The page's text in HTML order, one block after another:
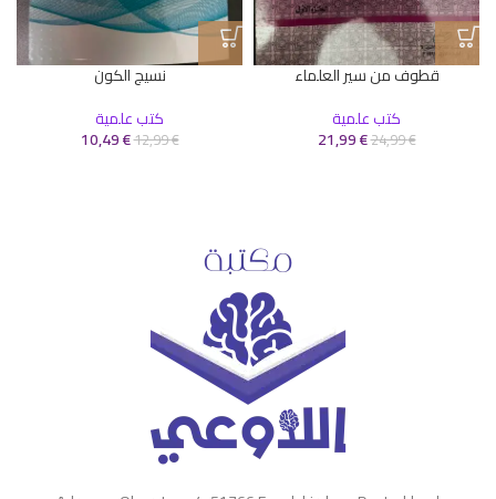
قطوف من سير العلماء
كتب علمية
24,99€
21,99€
نسيج الكون
كتب علمية
12,99€
10,49€